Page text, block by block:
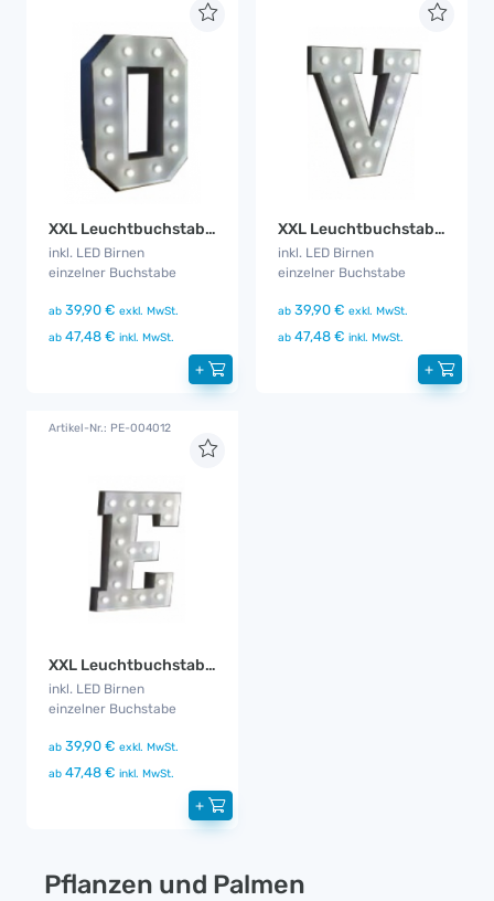
XXL Leuchtbuchstabe O
inkl. LED Birnen
einzelner Buchstabe
ab 39,90 € exkl. MwSt.
ab 47,48 € inkl. MwSt.
+
XXL Leuchtbuchstabe V
inkl. LED Birnen
einzelner Buchstabe
ab 39,90 € exkl. MwSt.
ab 47,48 € inkl. MwSt.
+
Artikel-Nr.: PE-004012
XXL Leuchtbuchstabe E
inkl. LED Birnen
einzelner Buchstabe
ab 39,90 € exkl. MwSt.
ab 47,48 € inkl. MwSt.
+
Pflanzen und Palmen